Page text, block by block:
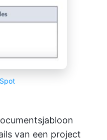
van een project